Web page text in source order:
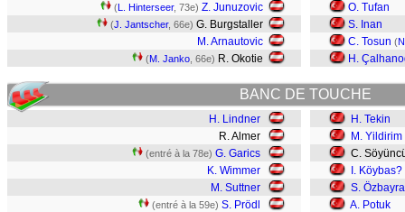
(L. Hinterseer, 73e) Z. Junuzovic
(J. Jantscher, 66e) G. Burgstaller
M. Arnautovic
(M. Janko , 66e) R. Okotie
O. Tufan
S. Inan
C. Tosun (
H.
BANC DE TOUCHE
H. Lindner
R. Almer
(entré à la 78e) G. Garics
K. Wimmer
M. Suttner
(entré à la 59e) S. Prödl
H. Tekin
M. Yildirim
C.
I. Köybas?
S.
A. Potuk